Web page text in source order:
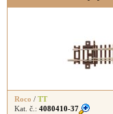
Roco / TT
Kat. č.: 4080410-37